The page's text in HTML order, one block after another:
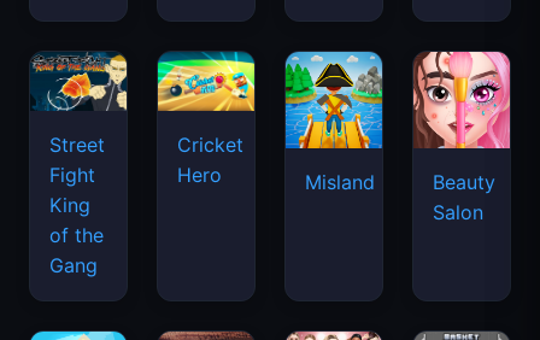
Street
Fight
King
of the
Gang
Cricket
Hero
Misland
Beauty
Salon